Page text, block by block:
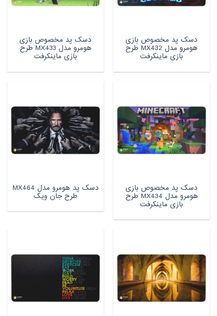
دسک پد مخصوص بازی
هومرو مدل MX432 طرح
بازی ماینکرفت
دسک پد مخصوص بازی
هومرو مدل MX433 طرح
بازی ماینکرفت
دسک پد مخصوص بازی
هومرو مدل MX434 طرح
بازی ماینکرفت
دسک پد هومرو مدل MX464
طرح جان ویک